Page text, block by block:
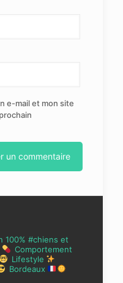
e-mail et mon site
100% #chiens et
Comportement
Lifestyle
Bordeaux